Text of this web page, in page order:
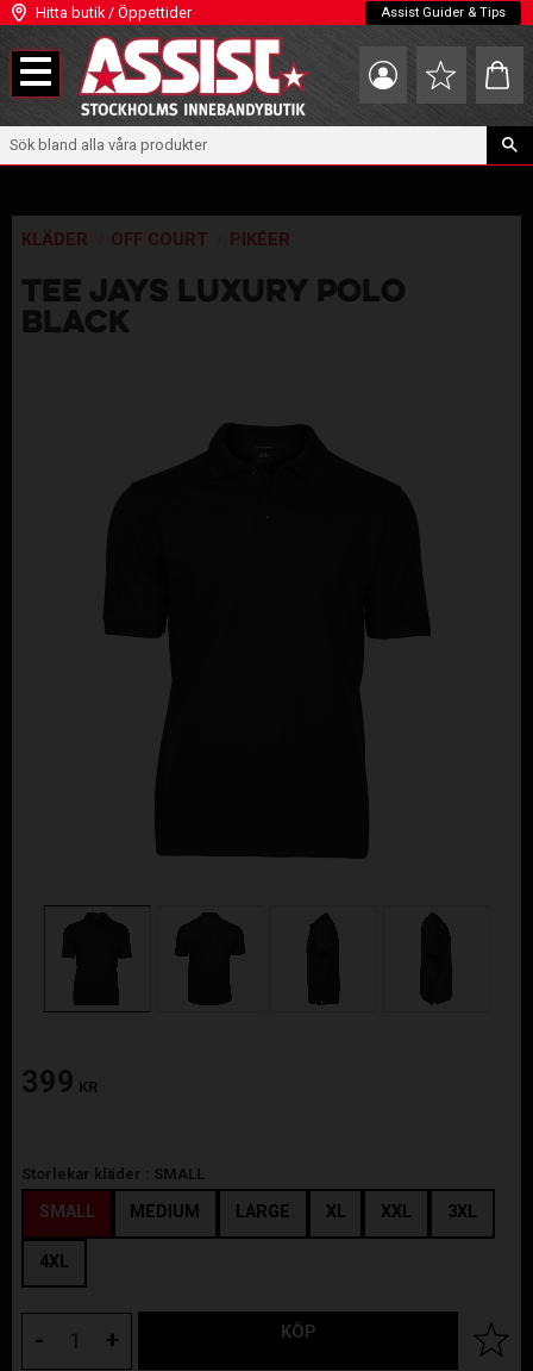
Meny
Hitta butik / Öppettider Assist Guider & Tips
Favoriter
KLÄDER OFF COURT PIKÉER
TEE JAYS LUXURY POLO
BLACK
399 KR
Storlekar kläder : SMALL
SMALL MEDIUM LARGE XL XXL 3XL
4XL
+
- KÖP Lägg